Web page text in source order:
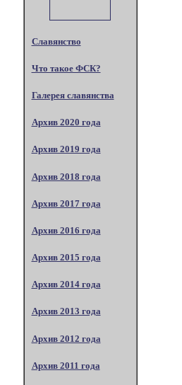
Славянство
Что такое ФСК?
Галерея славянства
Архив 2020 года
Архив 2019 года
Архив 2018 года
Архив 2017 года
Архив 2016 года
Архив 2015 года
Архив 2014 года
Архив 2013 года
Архив 2012 года
Архив 2011 года